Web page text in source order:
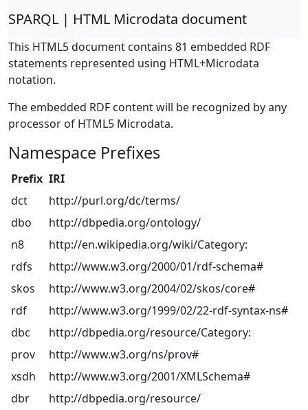
SPARQL | HTML Microdata document
This HTML5 document contains 81 embedded RDF
statements represented using HTML+Microdata
notation.
The embedded RDF content will be recognized by any
processor of HTML5 Microdata.
Namespace Prefixes
Prefix IRI
dct
http://purl.org/dc/terms/
dbo
http://dbpedia.org/ontology/
n8
http://en.wikipedia.org/wiki/Category:
rdfs
http://www.w3.org/2000/01/rdf-schema#
skos
http://www.w3.org/2004/02/skos/core#
rdf
http://www.w3.org/1999/02/22-rdf-syntax-ns#
dbc
http://dbpedia.org/resource/Category:
prov
http://www.w3.org/ns/prov#
xsdh
http://www.w3.org/2001/XMLSchema#
dbr
http://dbpedia.org/resource/